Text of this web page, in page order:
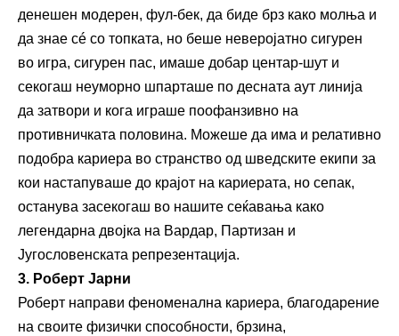
денешен модерен, фул-бек, да биде брз како молња и
да знае сé со топката, но беше неверојатно сигурен
во игра, сигурен пас, имаше добар центар-шут и
секогаш неуморно шпарташе по десната аут линија
да затвори и кога играше поофанзивно на
противничката половина. Можеше да има и релативно
подобра кариера во странство од шведските екипи за
кои настапуваше до крајот на кариерата, но сепак,
останува засекогаш во нашите сеќавања како
легендарна двојка на Вардар, Партизан и
Југословенската репрезентација.
3. Роберт Јарни
Роберт направи феноменална кариера, благодарение
на своите физички способности, брзина,